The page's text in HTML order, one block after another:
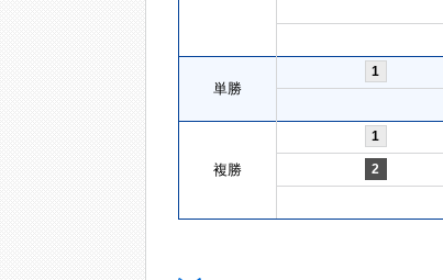
単勝
1
複勝
1
2